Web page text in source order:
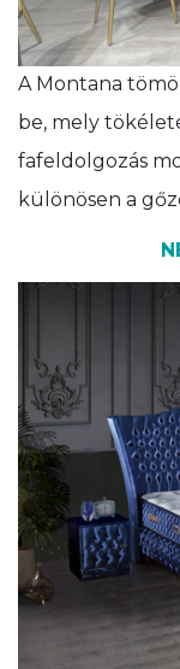
A Montana
be, mely
fafeldolgozás
különösen a